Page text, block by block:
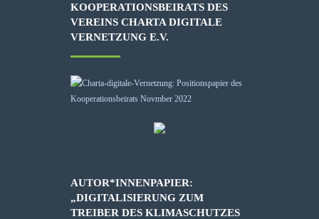
KOOPERATIONSBEIRATS DES
VEREINS CHARTA DIGITALE
VERNETZUNG E.V.
AUTOR*INNENPAPIER:
„DIGITALISIERUNG ZUM
TREIBER DES KLIMASCHUTZES